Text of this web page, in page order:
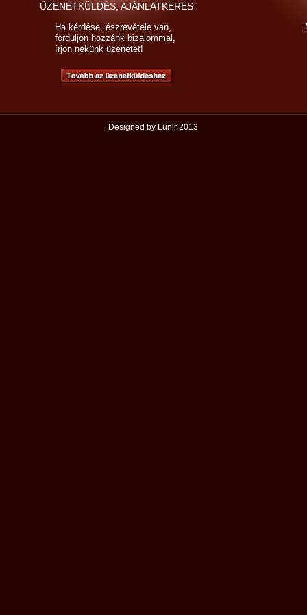
ÜZENETKÜLDÉS, AJÁNLATKÉRÉS
Ha kérdése, észrevétele van,
forduljon hozzánk bizalommal,
írjon nekünk üzenetet!
Tovább az üzenetküldéshez
Designed by Lunir 2013